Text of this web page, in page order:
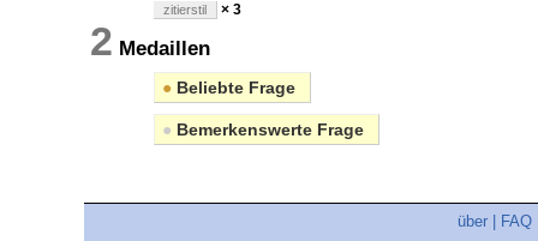
zitierstil × 3
2 Medaillen
● Beliebte Frage
● Bemerkenswerte Frage
über FAQ